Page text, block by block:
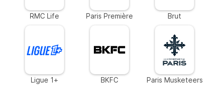
RMC Life Paris Première Brut
Ligue 1+ BKFC Paris Musketeers